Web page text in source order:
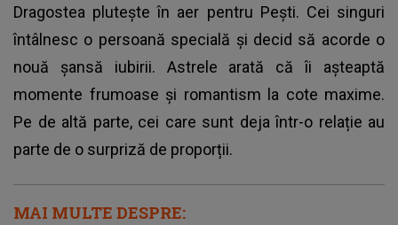
Dragostea plutește în aer pentru Pești. Cei singuri
întâlnesc o persoană specială și decid să acorde o
nouă șansă iubirii. Astrele arată că îi așteaptă
momente frumoase și romantism la cote maxime.
Pe de altă parte, cei care sunt deja într-o relație au
parte de o surpriză de proporții.
MAI MULTE DESPRE: